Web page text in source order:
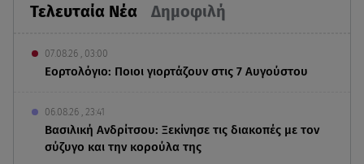
Τελευταία Νέα Δημοφιλή
07.08.26 , 03:00
Εορτολόγιο: Ποιοι γιορτάζουν στις 7 Αυγούστου
06.08.26 , 23:41
Βασιλική Ανδρίτσου: Ξεκίνησε τις διακοπές με τον
σύζυγο και την κορούλα της